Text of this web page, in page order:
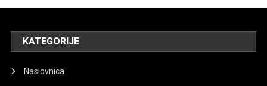
KATEGORIJE
Naslovnica